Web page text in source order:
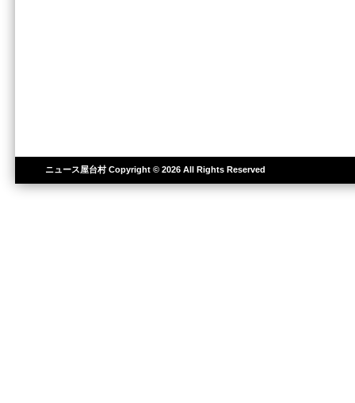
ニュース屋台村Copyright © 2026 All Rights Reserved